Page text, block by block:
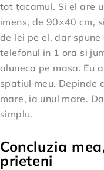
tot tacamul. Si el are
imens, de 90×40 cm,
de lei pe el, dar
telefonul in 1 ora si
aluneca pe masa. Eu
spatiul meu. Depinde
mare, ia unul mare.
simplu.
Concluzia
prieteni